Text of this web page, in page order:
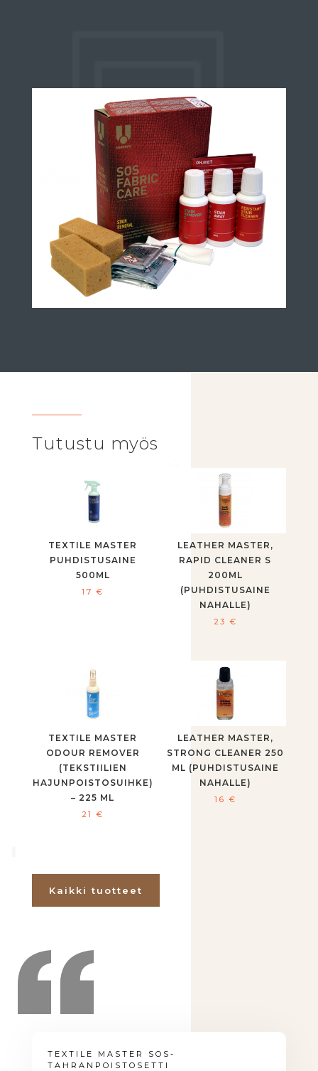
Tutustu myös
TEXTILE MASTER
PUHDISTUSAINE
500ML
17€
LEATHER MASTER,
RAPID CLEANER S
200ML
(PUHDISTUSAINE
NAHALLE)
23 €
TEXTILE MASTER
ODOUR REMOVER
(TEKSTIILIEN
HAJUNPOISTOSUIHKE)
– 225 ML
21€
LEATHER MASTER,
STRONG CLEANER 250
ML (PUHDISTUSAINE
NAHALLE)
16 €
Kaikki tuotteet
TEXTILE MASTER SOS-
TAHRANPOISTOSETTI